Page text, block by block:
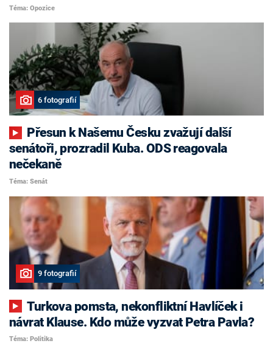
Téma: Opozice
6 fotografií
senátoři, prozradil Kuba. ODS reagovala
nečekaně
Téma: Senát
9 fotografií
Turkova pomsta, nekonfliktní Havlíček i
návrat Klause. Kdo může vyzvat Petra Pavla?
Téma: Politika